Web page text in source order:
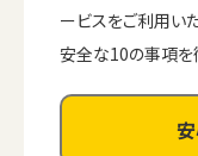
ービスをご利用い
安全な10の事項を